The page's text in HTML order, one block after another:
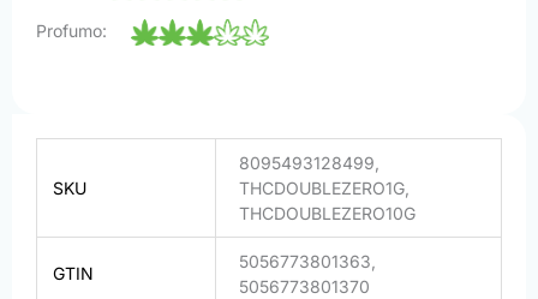
Profumo:
SKU
8095493128499,
THCDOUBLEZERO1G,
THCDOUBLEZERO10G
GTIN
5056773801363,
5056773801370